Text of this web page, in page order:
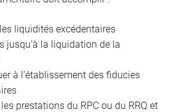
liquidités excédentaires
jusqu’à la liquidation de la
à l’établissement des fiducies
prestations du RPC ou du RRQ et